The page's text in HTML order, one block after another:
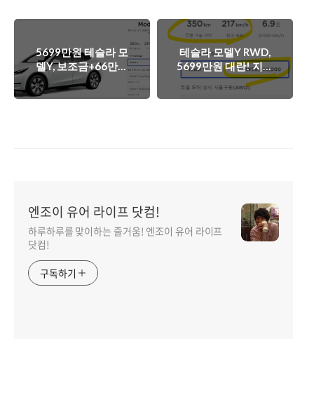
기차 보조금 액수 확
인 후 계산
5699만원 테슬라 모
델Y, 보조금+66만원
추가 할인 받고 올해
안에 받으려면?
테슬라 모델Y RWD,
5699만원 대란! 지역
별 보조금 확인하고
전략을 세워야..
엔조이 유어 라이프 닷컴!
하루하루를 맞이하는 즐거움! 엔조이 유어 라이프
닷컴!
구독하기